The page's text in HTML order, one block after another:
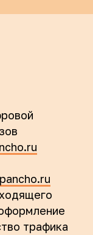
трафика